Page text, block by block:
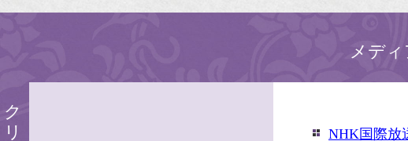
メデ
NHK国際放